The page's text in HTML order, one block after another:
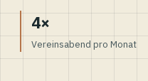
4×
Vereinsabend pro Monat